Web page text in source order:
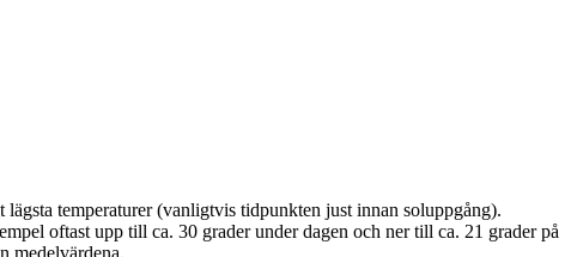
temperaturer (vanligtvis tidpunkten just innan soluppgång).
oftast upp till ca. 30 grader under dagen och ner till ca. 21 grader på
medelvärdena.